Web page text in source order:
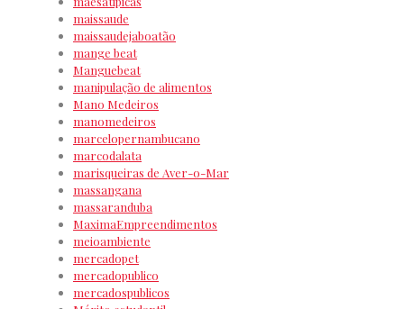
maissaude
maissaudejaboatão
mange beat
Manguebeat
manipulação de alimentos
Mano Medeiros
manomedeiros
marcelopernambucano
marcodalata
marisqueiras de Aver-o-Mar
massangana
massaranduba
MaximaEmpreendimentos
meioambiente
mercadopet
mercadopublico
mercadospublicos